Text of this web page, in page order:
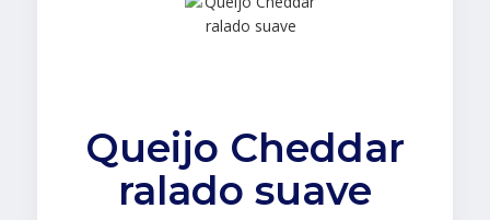
Queijo Cheddar
ralado suave